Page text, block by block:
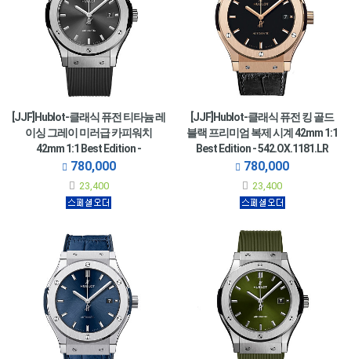
[JJF]Hublot-클래식 퓨전 티타늄 레
이싱 그레이 미러급 카피워치
42mm 1:1 Best Edition -
542.NX.7071.RX
780,000
23,400
[JJF]Hublot-클래식 퓨전 킹 골드
블랙 프리미엄 복제 시계 42mm 1:1
Best Edition - 542.OX.1181.LR
780,000
23,400